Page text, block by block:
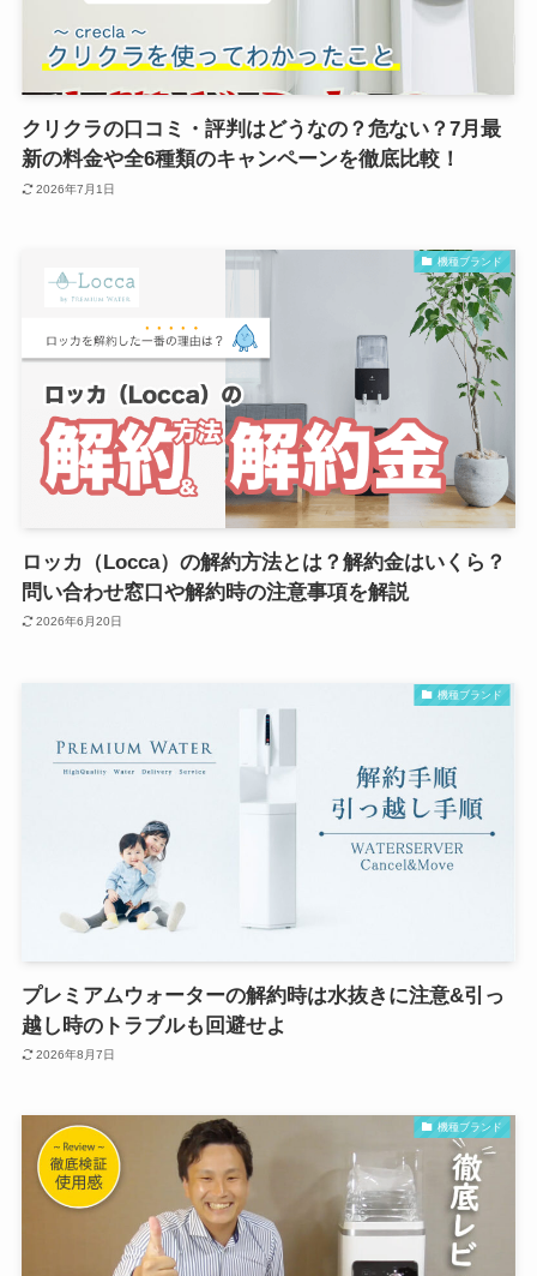
クリクラの口コミ・評判はどうなの？危ない？7月最
新の料金や全6種類のキャンペーンを徹底比較！
2026年7月1日
機種ブランド
ロッカ（Locca）の解約方法とは？解約金はいくら？
問い合わせ窓口や解約時の注意事項を解説
2026年6月20日
機種ブランド
プレミアムウォーターの解約時は水抜きに注意&引っ
越し時のトラブルも回避せよ
2026年8月7日
機種ブランド